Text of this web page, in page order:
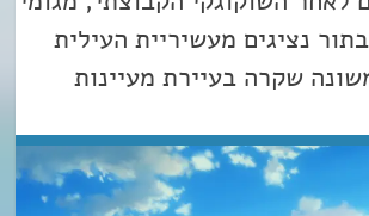
נציגים מעשיריית העילית
שקרה בעיירת מעיינות